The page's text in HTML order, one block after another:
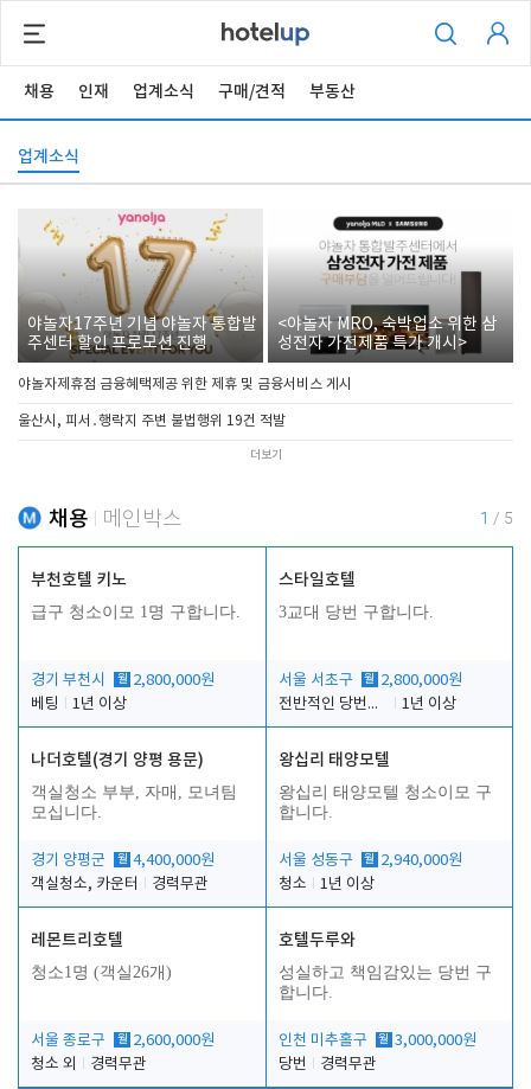
채용 인재 업계소식 구매/견적 부동산
업계소식
야놀자17주년 기념 야놀자 통합발
주센터 할인 프로모션 진행
<야놀자 MRO, 숙박업소 위한 삼
성전자 가전제품 특가 개시>
야놀자제휴점 금융혜택제공 위한 제휴 및 금융서비스 게시
울산시, 피서․행락지 주변 불법행위 19건 적발
더보기
채용 메인박스 1 / 5
부천호텔 키노
급구 청소이모 1명 구합니다.
경기 부천시 월 2,800,000원
베팅
1년 이상
스타일호텔
3교대 당번 구합니다.
서울 서초구 월 2,800,000원
전반적인 당번업무
1년 이상
나더호텔(경기 양평 용문)
객실청소 부부, 자매, 모녀팀
모십니다.
경기 양평군 월 4,400,000원
객실청소, 카운터
경력무관
왕십리 태양모텔
왕십리 태양모텔 청소이모 구
합니다.
서울 성동구 월 2,940,000원
청소
1년 이상
레몬트리호텔
청소1명 (객실26개)
서울 종로구 월 2,600,000원
청소 외
경력무관
호텔두루와
성실하고 책임감있는 당번 구
합니다.
인천 미추홀구 월 3,000,000원
당번
경력무관